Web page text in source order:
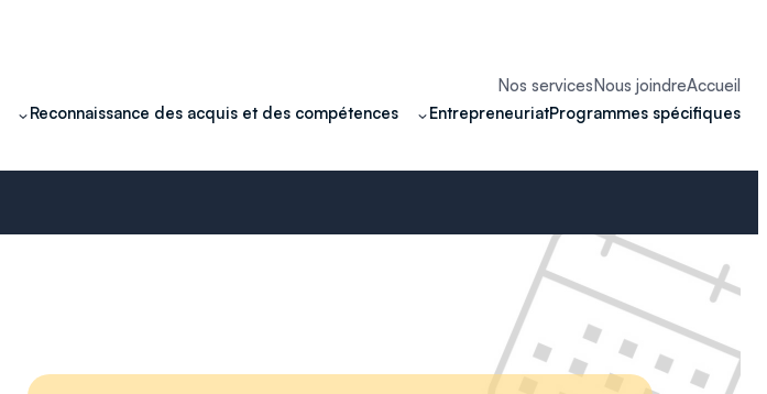
Nos servicesNous joindreAccueil
Reconnaissance des acquis et des compétences EntrepreneuriatProgrammes spécifiques